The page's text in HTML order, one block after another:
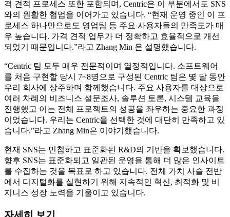
격 견적 프로세스 또한 포함되며, Centric은 이 부분에서도 SNS
와의 원활한 협업을 이어가고 있습니다. “현재 운영 중인 이 프
로세스 하나만으로도 영업팀 등 주요 사용자들의 만족도가 매
우 높습니다. 가격 견적 업무가 더 정확하고 효율적으로 개선
되었기 때문입니다.”라고 Zhang Min 은 설명했습니다.
“Centric 팀 모두 매우 전문적이며 열정적입니다. 소프트웨어
를 처음 구현할 당시 7~8명으로 구성된 Centric 팀은 몇 달 동안
우리 회사에 상주하며 함께했습니다. 주요 사용자를 대상으로
여러 차례의 비즈니스 설문조사, 솔루션 토론, 시스템 교육을
진행했고 이는 전체 프로젝트의 성공을 좌우하는 중요한 과정
이었습니다. 우리는 Centric을 선택한 것에 대단히 만족하고 있
습니다.”라고 Zhang Min은 이야기했습니다.
현재 SNS는 민첩하고 표준화된 R&D의 기반을 확보했습니다.
향후 SNS는 표준화되고 일관된 운영을 통해 더 많은 인사이트
를 수집하는 것을 목표로 하고 있습니다. 전체 가치 사슬 전반
에서 디지털화를 실현하기 위해 지속적인 혁신, 최적화 및 비
지니스 성장 노력을 기울이고 있습니다.
자세히 보기